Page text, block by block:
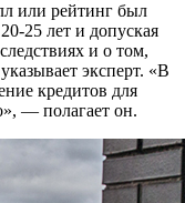
или рейтинг был
25 лет и допуская
и о том,
эксперт. «В
кредитов для
— полагает он.